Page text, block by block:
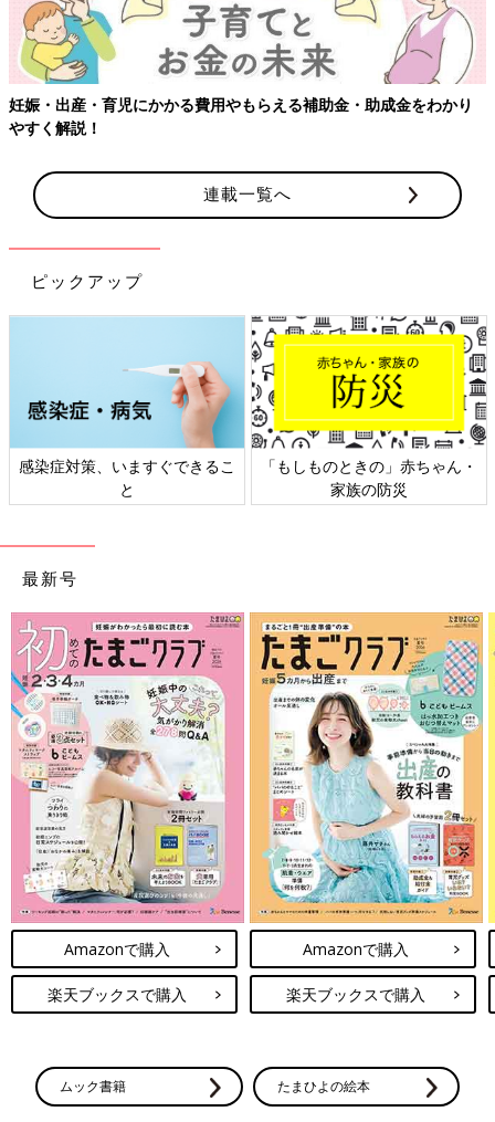
妊娠・出産・育児にかかる費用やもらえる補助金・助成金をわかり
やすく解説！
連載一覧へ
ピックアップ
感染症対策、いますぐできるこ
と
「もしものときの」赤ちゃん・
家族の防災
最新号
Amazonで購入
楽天ブックスで購入
Amazonで購入
楽天ブックスで購入
ムック書籍 たまひよの絵本